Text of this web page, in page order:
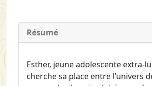
Résumé
Esther, jeune adolescente extra-
cherche sa place entre l’univers